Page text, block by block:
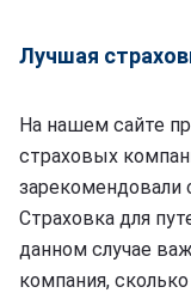
Лучшая
На нашем сайте
страховых
зарекомендовали
Страховка для
данном случае
компания,